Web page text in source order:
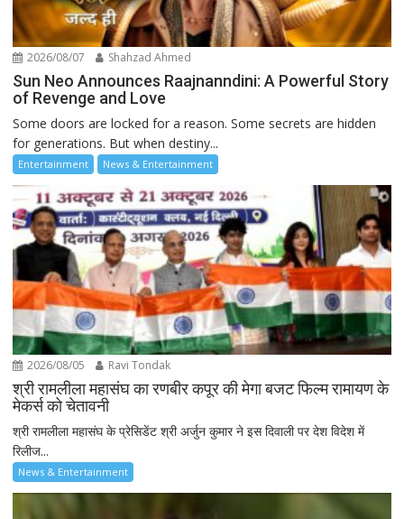
2026/08/07 Shahzad Ahmed
Sun Neo Announces Raajnanndini: A Powerful Story
of Revenge and Love
Some doors are locked for a reason. Some secrets are hidden
for generations. But when destiny...
Entertainment News & Entertainment
2026/08/05 Ravi Tondak
श्री रामलीला महासंघ का रणबीर कपूर की मेगा बजट फिल्म रामायण के
मेकर्स को चेतावनी
श्री रामलीला महासंघ के प्रेसिडेंट श्री अर्जुन कुमार ने इस दिवाली पर देश विदेश में
रिलीज...
News & Entertainment